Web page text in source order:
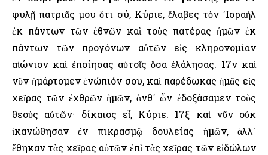
φυλῇ πατριᾶς μου ὅτι σύ, Κύριε, ἔλαβες τὸν ᾿Ισραὴλ
ἐκ πάντων τῶν ἐθνῶν καὶ τοὺς πατέρας ἡμῶν ἐκ
πάντων τῶν προγόνων αὐτῶν εἰς κληρονομίαν
αἰώνιον καὶ ἐποίησας αὐτοῖς ὅσα ἐλάλησας. 17ν καὶ
νῦν ἡμάρτομεν ἐνώπιόν σου, καὶ παρέδωκας ἡμᾶς εἰς
χεῖρας τῶν ἐχθρῶν ἡμῶν, ἀνθ᾿ ὧν ἐδοξάσαμεν τοὺς
θεοὺς αὐτῶν· δίκαιος εἶ, Κύριε. 17ξ καὶ νῦν οὐκ
ἱκανώθησαν ἐν πικρασμῷ δουλείας ἡμῶν, ἀλλ᾿
ἔθηκαν τὰς χεῖρας αὐτῶν ἐπὶ τὰς χεῖρας τῶν εἰδώλων